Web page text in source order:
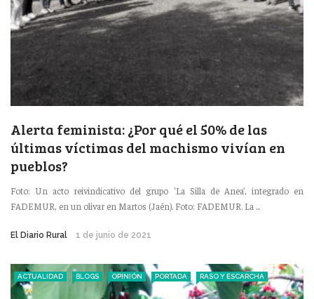
Alerta feminista: ¿Por qué el 50% de las
últimas víctimas del machismo vivían en
pueblos?
Foto: Un acto reivindicativo del grupo ‘La Silla de Anea’, integrado en
FADEMUR, en un olivar en Martos (Jaén). Foto: FADEMUR. La ...
El Diario Rural 1 de junio de 2021
ACTUALIDAD BLOGS OPINIÓN PORTADA RASO Y ESCARCHA